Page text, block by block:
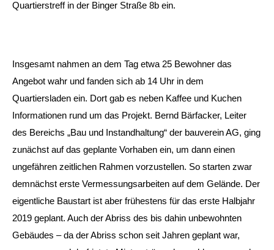
Quartierstreff in der Binger Straße 8b ein.
Insgesamt nahmen an dem Tag etwa 25 Bewohner das
Angebot wahr und fanden sich ab 14 Uhr in dem
Quartiersladen ein. Dort gab es neben Kaffee und Kuchen
Informationen rund um das Projekt. Bernd Bärfacker, Leiter
des Bereichs „Bau und Instandhaltung“ der bauverein AG, ging
zunächst auf das geplante Vorhaben ein, um dann einen
ungefähren zeitlichen Rahmen vorzustellen. So starten zwar
demnächst erste Vermessungsarbeiten auf dem Gelände. Der
eigentliche Baustart ist aber frühestens für das erste Halbjahr
2019 geplant. Auch der Abriss des bis dahin unbewohnten
Gebäudes – da der Abriss schon seit Jahren geplant war,